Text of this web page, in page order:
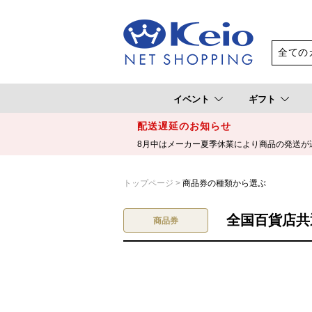
イベント ギフト
配送遅延のお知らせ
8月中はメーカー夏季休業により商品の発送
トップページ 商品券の種類から選ぶ
全国百貨店